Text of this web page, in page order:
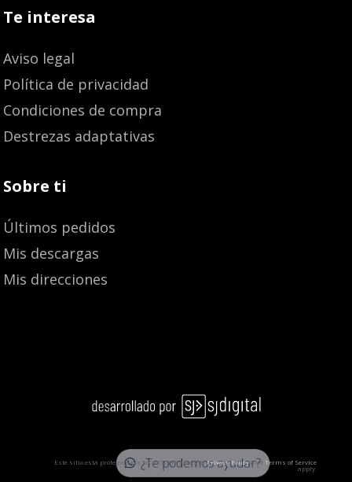
Te interesa
Aviso legal
Política de privacidad
Condiciones de compra
Destrezas adaptativas
Sobre ti
Últimos pedidos
Mis descargas
Mis direcciones
¿Te podemos ayudar?
Este sitio está protegido por reCAPTCHA y Google:Privacy PolicyandTerms of Service
apply.